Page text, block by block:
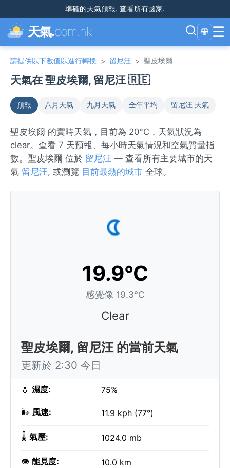
準確的天氣預報. 查看所有國家.
天氣.com.hk 🌐 ☰
請提供以下數值以進行轉換 > 留尼汪 > 聖皮埃爾
天氣在 聖皮埃爾, 留尼汪 🇷🇪
預報 八月天氣 九月天氣 全年平均 留尼汪 天氣
聖皮埃爾 的實時天氣，目前為 20°C，天氣狀況為
clear。查看 7 天預報、每小時天氣情況和空氣質量指
數。聖皮埃爾 位於 留尼汪 — 查看所有主要城市的天
氣 留尼汪, 或瀏覽 目前最熱的城市 全球。
19.9°C
感覺像 19.3°C
Clear
聖皮埃爾, 留尼汪 的當前天氣
更新於 2:30 今日
💧 濕度: 75%
🌬️ 風速: 11.9 kph (77°)
🌡️ 氣壓: 1024.0 mb
👁️ 能見度: 10.0 km